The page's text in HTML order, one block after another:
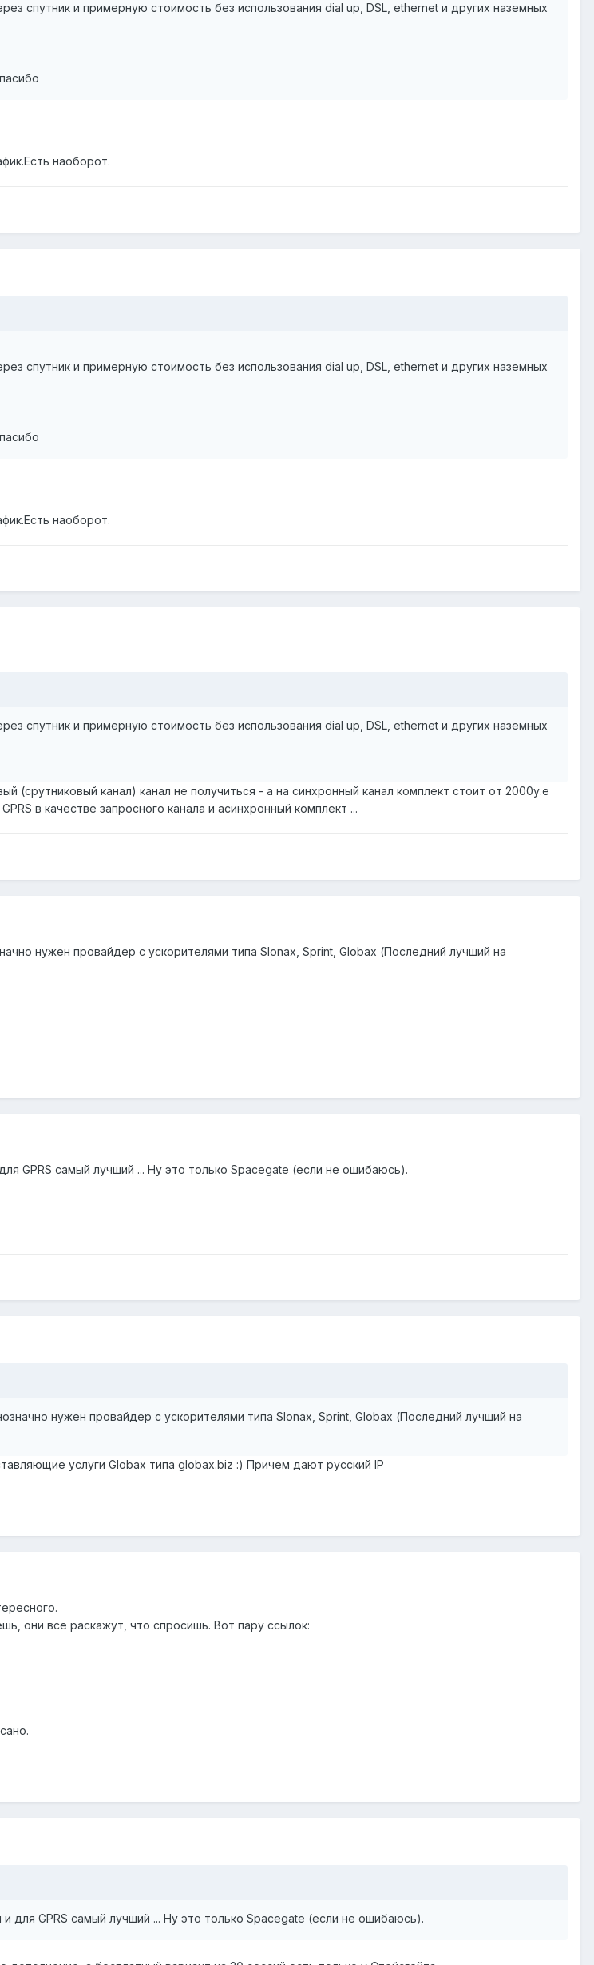
спутник и примерную стоимость без использования dial up, DSL, ethernet и других наземных
наоборот.
спутник и примерную стоимость без использования dial up, DSL, ethernet и других наземных
наоборот.
спутник и примерную стоимость без использования dial up, DSL, ethernet и других наземных
(срутниковый канал) канал не получиться - а на синхронный канал комплект стоит от 2000у.е
в качестве запросного канала и асинхронный комплект ...
нужен провайдер с ускорителями типа Slonax, Sprint, Globax (Последний лучший на
GPRS самый лучший ... Ну это только Spacegate (если не ошибаюсь).
нужен провайдер с ускорителями типа Slonax, Sprint, Globax (Последний лучший на
услуги Globax типа globax.biz :) Причем дают русский IP
они все раскажут, что спросишь. Вот пару ссылок:
и для GPRS самый лучший ... Ну это только Spacegate (если не ошибаюсь).